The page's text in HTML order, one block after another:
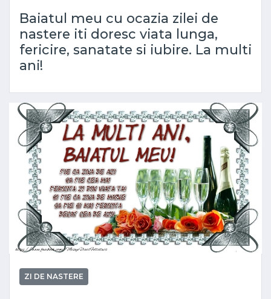
Baiatul meu cu ocazia zilei de
nastere iti doresc viata lunga,
fericire, sanatate si iubire. La multi
ani!
ZI DE NASTERE